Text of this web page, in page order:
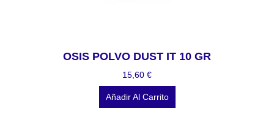
OSIS POLVO DUST IT 10 GR
15,60 €
Añadir Al Carrito